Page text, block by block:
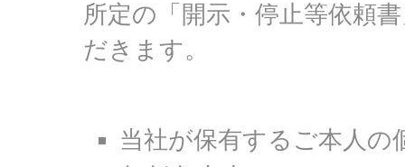
所定の「開示・停止等依頼
だきます。
当社が保有するご本人の